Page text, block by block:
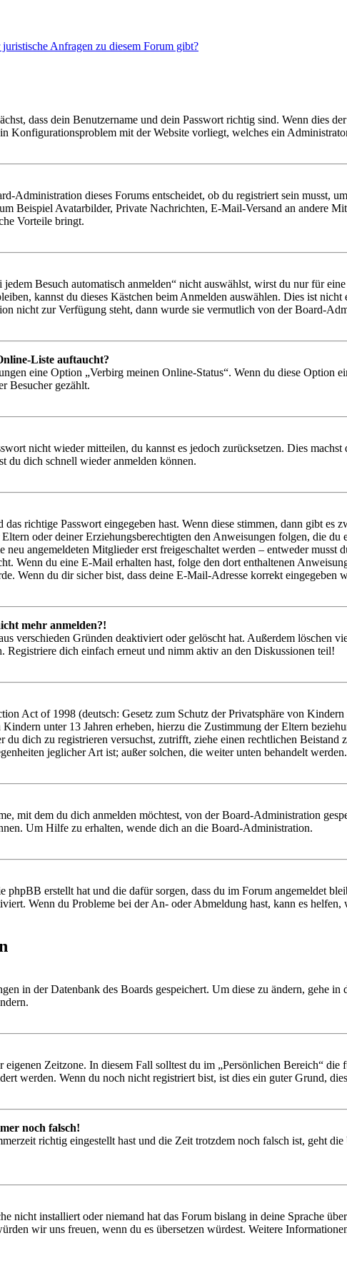
Anfragen zu diesem Forum gibt?
dass dein Benutzername und dein Passwort richtig sind. Wenn dies
Konfigurationsproblem mit der Website vorliegt, welches ein
Administration dieses Forums entscheidet, ob du registriert sein musst,
Beispiel Avatarbilder, Private Nachrichten, E-Mail-Versand an andere
Vorteile bringt.
Besuch automatisch anmelden“ nicht auswählst, wirst du nur für
kannst du dieses Kästchen beim Anmelden auswählen. Dies ist
nicht zur Verfügung steht, dann wurde sie vermutlich von der Board-
Liste auftaucht?
eine Option „Verbirg meinen Online-Status“. Wenn du diese Option
Besucher gezählt.
nicht wieder mitteilen, du kannst es jedoch zurücksetzen. Dies
du dich schnell wieder anmelden können.
richtige Passwort eingegeben hast. Wenn diese stimmen, dann gibt es
oder deiner Erziehungsberechtigten den Anweisungen folgen, die
angemeldeten Mitglieder erst freigeschaltet werden – entweder musst
Wenn du eine E-Mail erhalten hast, folge den dort enthaltenen
Wenn du dir sicher bist, dass deine E-Mail-Adresse korrekt eingegeben
mehr anmelden?!
verschieden Gründen deaktiviert oder gelöscht hat. Außerdem löschen
Registriere dich einfach erneut und nimm aktiv an den Diskussionen teil!
Act of 1998 (deutsch: Gesetz zum Schutz der Privatsphäre von
unter 13 Jahren erheben, hierzu die Zustimmung der Eltern
dich zu registrieren versuchst, zutrifft, ziehe einen rechtlichen Beistand
jeglicher Art ist; außer solchen, die weiter unten behandelt werden.
mit dem du dich anmelden möchtest, von der Board-Administration
Um Hilfe zu erhalten, wende dich an die Board-Administration.
phpBB erstellt hat und die dafür sorgen, dass du im Forum angemeldet
Wenn du Probleme bei der An- oder Abmeldung hast, kann es
in der Datenbank des Boards gespeichert. Um diese zu ändern, gehe
Zeitzone. In diesem Fall solltest du im „Persönlichen Bereich“
werden. Wenn du noch nicht registriert bist, ist dies ein guter Grund,
noch falsch!
richtig eingestellt hast und die Zeit trotzdem noch falsch ist, geht
nicht installiert oder niemand hat das Forum bislang in deine Sprache
wir uns freuen, wenn du es übersetzen würdest. Weitere